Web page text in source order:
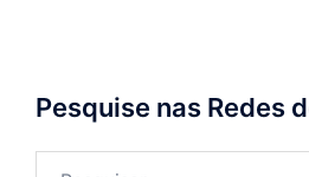
Pesquise nas Redes